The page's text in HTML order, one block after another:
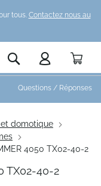
tous. Contactez nous au
Rechercher
et domotique
4050 TX02-40-2
TX02-40-2
Questions / Réponses